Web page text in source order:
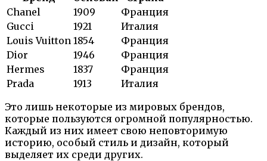
Chanel
1909
Франция
Gucci
1921
Италия
Louis Vuitton 1854
Франция
Dior
1946
Франция
Hermes
1837
Франция
Prada
1913
Италия
Это лишь некоторые из мировых брендов,
которые пользуются огромной популярностью.
Каждый из них имеет свою неповторимую
историю, особый стиль и дизайн, который
выделяет их среди других.